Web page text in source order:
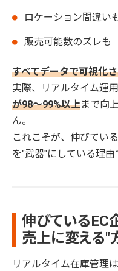
ロケーション間違い
販売可能数のズレも
すべてデータで可視化
実際、リアルタイム運
が98〜99%以上まで向
ん。
これこそが、伸びてい
を"武器"にしている理由
伸びているEC
売上に変える"
リアルタイム在庫管理